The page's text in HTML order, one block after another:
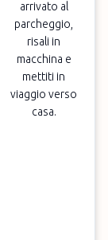
arrivato al
parcheggio,
risali in
macchina e
mettiti in
viaggio verso
casa.